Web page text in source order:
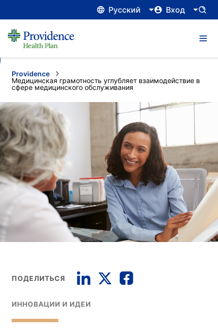
Русский Вход
Providence
Current:
Медицинская грамотность углубляет взаимодействие в
сфере медицинского обслуживания
ПОДЕЛИТЬСЯ
ИННОВАЦИИ И ИДЕИ